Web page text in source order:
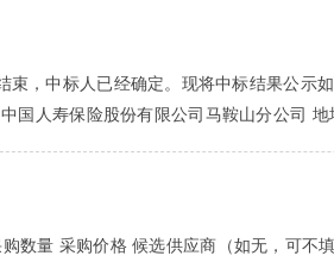
，中标人已经确定。现将中标结果公示
人寿保险股份有限公司马鞍山分公司
数量 采购价格 候选供应商（如无，可不